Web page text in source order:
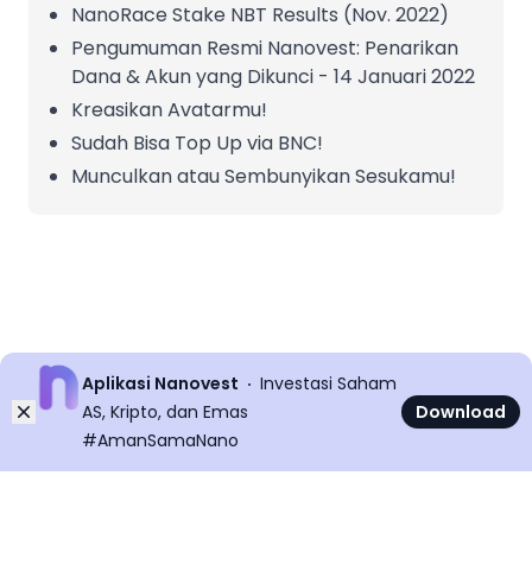
NanoRace Stake NBT Results (Nov. 2022)
Pengumuman Resmi Nanovest: Penarikan
Dana & Akun yang Dikunci - 14 Januari 2022
Kreasikan Avatarmu!
Sudah Bisa Top Up via BNC!
Munculkan atau Sembunyikan Sesukamu!
Dismiss
Aplikasi Nanovest
Investasi Saham
AS, Kripto, dan Emas
#AmanSamaNano
Download